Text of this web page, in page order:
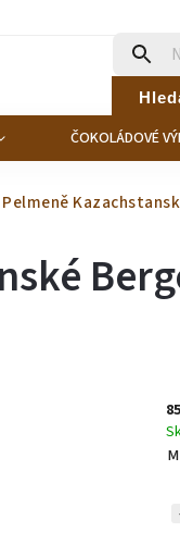
ČOKOLÁDOVÉ
Pelmeně